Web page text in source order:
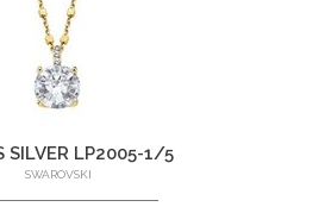
SILVER LP2005-1/5
SWAROVSKI